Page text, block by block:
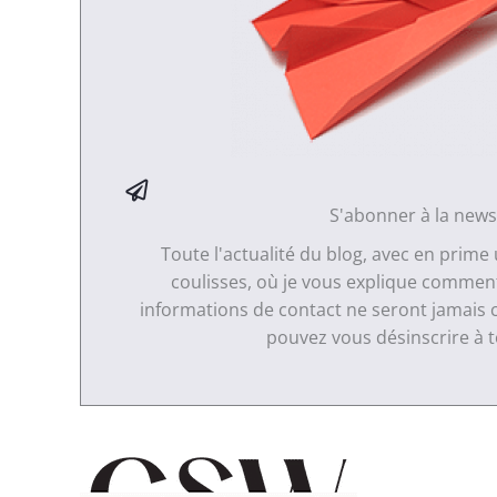
S'abonner à la
Toute l'actualité du blog, avec en
coulisses, où je vous explique
informations de contact ne seront jamais
pouvez vous désinscrire à